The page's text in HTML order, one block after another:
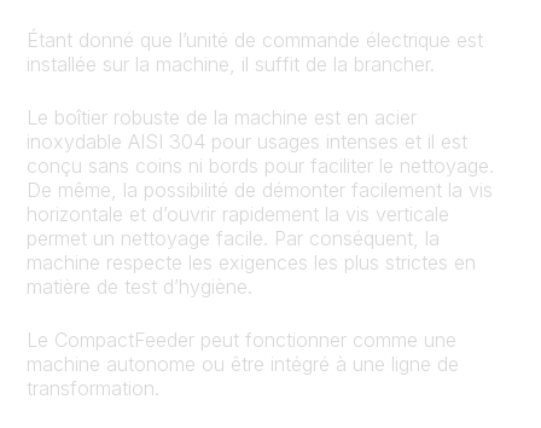
Étant donné que l’unité de commande électrique est
installée sur la machine, il suffit de la brancher.
Le boîtier robuste de la machine est en acier
inoxydable AISI 304 pour usages intenses et il est
conçu sans coins ni bords pour faciliter le nettoyage.
De même, la possibilité de démonter facilement la vis
horizontale et d’ouvrir rapidement la vis verticale
permet un nettoyage facile. Par conséquent, la
machine respecte les exigences les plus strictes en
matière de test d’hygiène.
Le CompactFeeder peut fonctionner comme une
machine autonome ou être intégré à une ligne de
transformation.